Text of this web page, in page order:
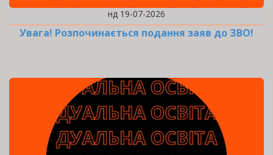
нд 19-07-2026
Увага! Розпочинається подання заяв до ЗВО!